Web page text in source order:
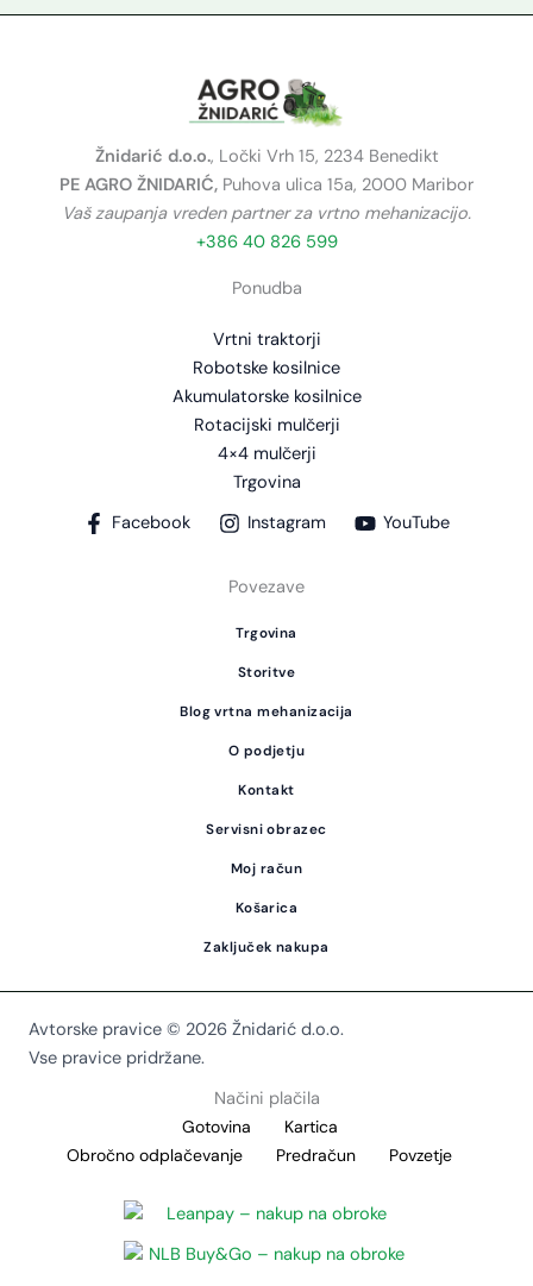
Žnidarić d.o.o., Ločki Vrh 15, 2234 Benedikt
PE AGRO ŽNIDARIĆ, Puhova ulica 15a, 2000 Maribor
Vaš zaupanja vreden partner za vrtno mehanizacijo.
+386 40 826 599
Ponudba
Vrtni traktorji
Robotske kosilnice
Akumulatorske kosilnice
Rotacijski mulčerji
4×4 mulčerji
Trgovina
Facebook
Instagram YouTube
Povezave
Trgovina
Storitve
Blog vrtna mehanizacija
O podjetju
Kontakt
Servisni obrazec
Moj račun
Košarica
Zaključek nakupa
Avtorske pravice © 2026 Žnidarić d.o.o.
Vse pravice pridržane.
Načini plačila
Gotovina
Kartica
Obročno odplačevanje
Predračun Povzetje